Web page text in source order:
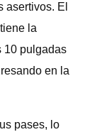
El
la
10 pulgadas
en la
pases, lo